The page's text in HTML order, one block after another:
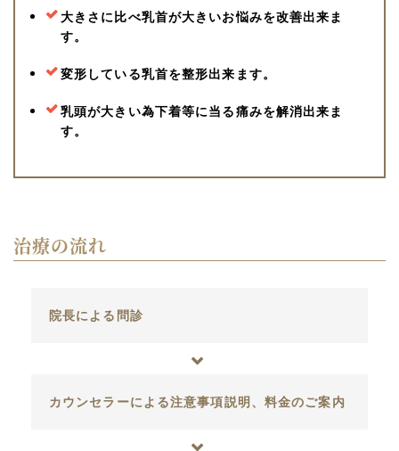
大きさに比べ乳首が大きいお悩みを改善出来ま
す。
変形している乳首を整形出来ます。
乳頭が大きい為下着等に当る痛みを解消出来ま
す。
治療の流れ
院長による問診
カウンセラーによる注意事項説明、料金のご案内